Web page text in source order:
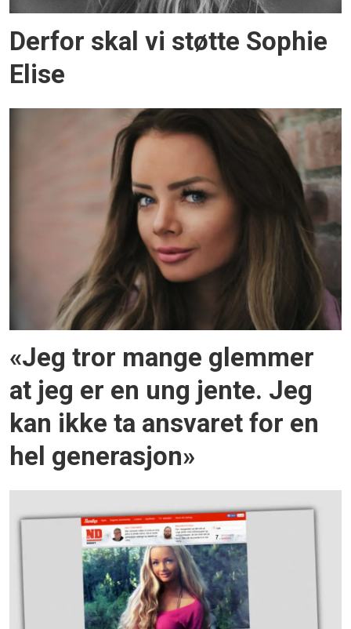
Derfor skal vi støtte Sophie
Elise
«Jeg tror mange glemmer
at jeg er en ung jente. Jeg
kan ikke ta ansvaret for en
hel generasjon»